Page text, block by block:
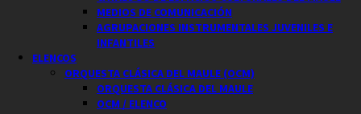
MEDIOS DE COMUNICACIÓN
AGRUPACIONES INSTRUMENTALES JUVENILES E
INFANTILES
ELENCOS
ORQUESTA CLÁSICA DEL MAULE (OCM)
ORQUESTA CLÁSICA DEL MAULE
OCM / ELENCO